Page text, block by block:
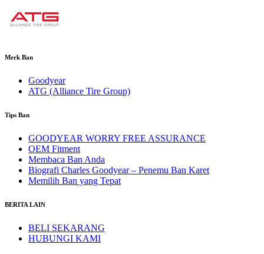
Merk Ban
Goodyear
ATG (Alliance Tire Group)
Tips Ban
GOODYEAR WORRY FREE ASSURANCE
OEM Fitment
Membaca Ban Anda
Biografi Charles Goodyear – Penemu Ban Karet
Memilih Ban yang Tepat
BERITA LAIN
BELI SEKARANG
HUBUNGI KAMI